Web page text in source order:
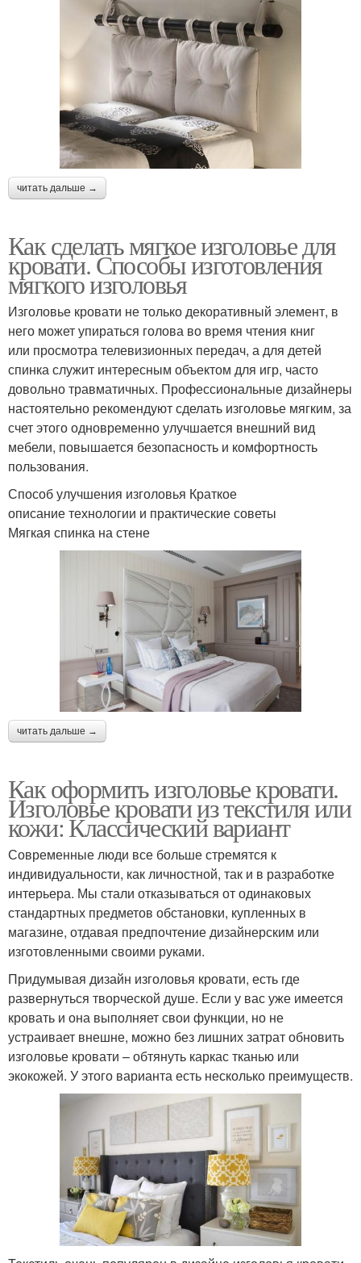
читать дальше →
Как сделать мягкое изголовье для
кровати. Способы изготовления
мягкого изголовья
Изголовье кровати не только декоративный элемент, в
него может упираться голова во время чтения книг
или просмотра телевизионных передач, а для детей
спинка служит интересным объектом для игр, часто
довольно травматичных. Профессиональные дизайнеры
настоятельно рекомендуют сделать изголовье мягким, за
счет этого одновременно улучшается внешний вид
мебели, повышается безопасность и комфортность
пользования.
Способ улучшения изголовья Краткое
описание технологии и практические советы
Мягкая спинка на стене
читать дальше →
Как оформить изголовье кровати.
Изголовье кровати из текстиля или
кожи: Классический вариант
Современные люди все больше стремятся к
индивидуальности, как личностной, так и в разработке
интерьера. Мы стали отказываться от одинаковых
стандартных предметов обстановки, купленных в
магазине, отдавая предпочтение дизайнерским или
изготовленными своими руками.
Придумывая дизайн изголовья кровати, есть где
развернуться творческой душе. Если у вас уже имеется
кровать и она выполняет свои функции, но не
устраивает внешне, можно без лишних затрат обновить
изголовье кровати – обтянуть каркас тканью или
экокожей. У этого варианта есть несколько преимуществ.